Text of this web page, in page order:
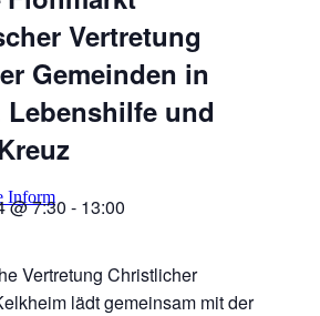
Inform
Vertretung
Gemeinden in
Lebenshilfe und
@ 7:30 - 13:00
Vertretung Christlicher
lädt gemeinsam mit der